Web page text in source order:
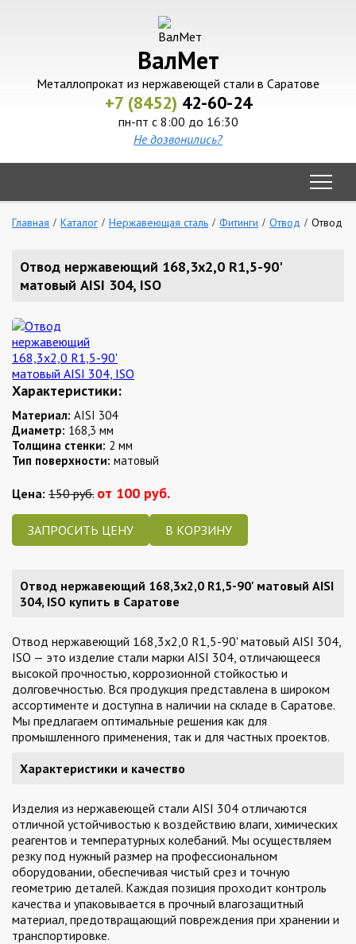
ВалМет
Металлопрокат из нержавеющей стали в Саратове
+7 (8452) 42-60-24
пн-пт с 8:00 до 16:30
Не дозвонились?
Главная Каталог Нержавеющая сталь Фитинги Отвод Отвод
Отвод нержавеющий 168,3х2,0 R1,5-90'
матовый AISI 304, ISO
Характеристики:
Материал: AISI 304
Диаметр: 168,3 мм
Толщина стенки: 2 мм
Тип поверхности: матовый
Цена: 150 руб. от 100 руб.
ЗАПРОСИТЬ ЦЕНУ
Отвод нержавеющий 168,3х2,0 R1,5-90' матовый AISI
304, ISO купить в Саратове
Отвод нержавеющий 168,3х2,0 R1,5-90' матовый AISI 304,
ISO — это изделие стали марки AISI 304, отличающееся
высокой прочностью, коррозионной стойкостью и
долговечностью. Вся продукция представлена в широком
ассортименте и доступна в наличии на складе в Саратове.
Мы предлагаем оптимальные решения как для
промышленного применения, так и для частных проектов.
Характеристики и качество
Изделия из нержавеющей стали AISI 304 отличаются
отличной устойчивостью к воздействию влаги, химических
реагентов и температурных колебаний. Мы осуществляем
резку под нужный размер на профессиональном
оборудовании, обеспечивая чистый срез и точную
геометрию деталей. Каждая позиция проходит контроль
качества и упаковывается в прочный влагозащитный
материал, предотвращающий повреждения при хранении и
транспортировке.